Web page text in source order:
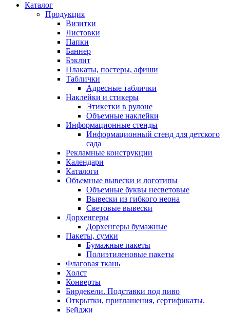
Каталог
Продукция
Визитки
Листовки
Папки
Баннер
Бэклит
Плакаты, постеры, афиши
Таблички
Адресные таблички
Наклейки и стикеры
Этикетки в рулоне
Объемные наклейки
Информационные стенды
Информационный стенд для детского
сада
Рекламные конструкции
Календари
Каталоги
Объемные вывески и логотипы
Объемные буквы несветовые
Вывески из гибкого неона
Световые вывески
Дорхенгеры
Дорхенгеры бумажные
Пакеты, сумки
Бумажные пакеты
Полиэтиленовые пакеты
Флаговая ткань
Холст
Конверты
Бирдекели. Подставки под пиво
Открытки, приглашения, сертификаты.
Бейджи